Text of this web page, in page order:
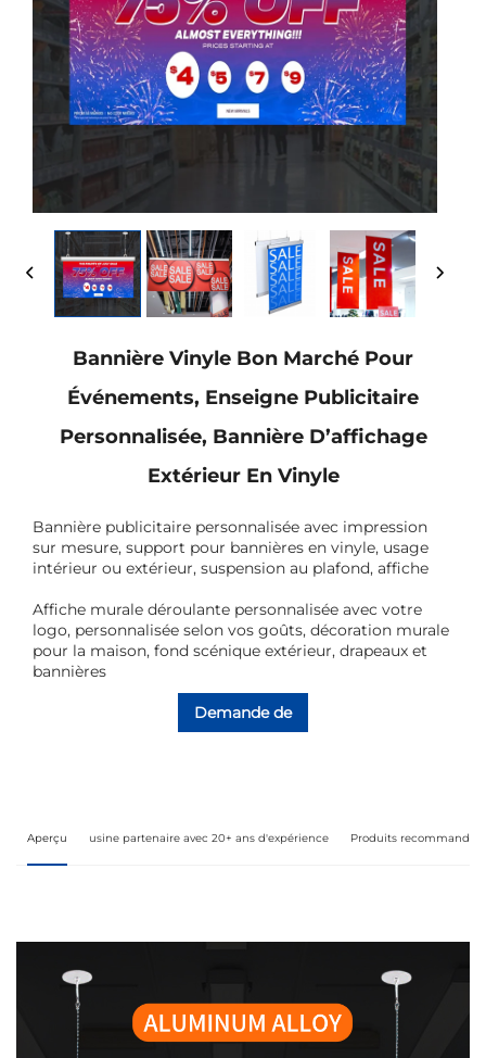
Bannière Vinyle Bon Marché Pour
Événements, Enseigne Publicitaire
Personnalisée, Bannière D’affichage
Extérieur En Vinyle
Bannière publicitaire personnalisée avec impression
sur mesure, support pour bannières en vinyle, usage
intérieur ou extérieur, suspension au plafond, affiche
Affiche murale déroulante personnalisée avec votre
logo, personnalisée selon vos goûts, décoration murale
pour la maison, fond scénique extérieur, drapeaux et
bannières
Demande de
Aperçu usine partenaire avec 20+ ans d'expérience Produits recommandés